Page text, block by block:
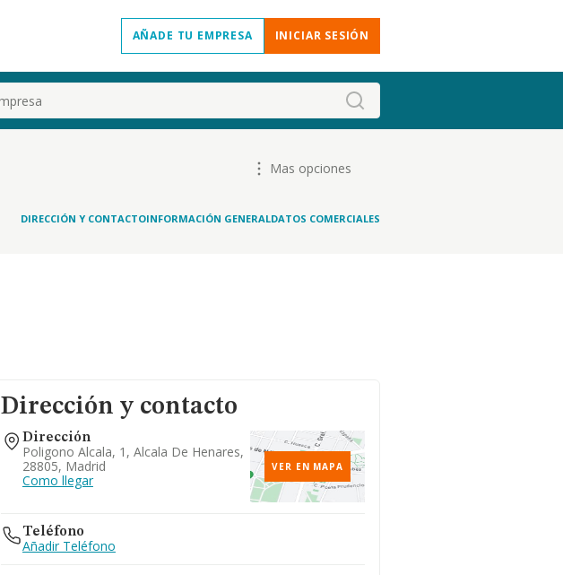
AÑADE TU EMPRESA INICIAR SESIÓN
Mas opciones
DIRECCIÓN Y CONTACTOINFORMACIÓN GENERALDATOS COMERCIALES
Dirección y contacto
Dirección
Poligono Alcala, 1, Alcala De Henares,
28805, Madrid
Como llegar
VER EN MAPA
Teléfono
Añadir Teléfono